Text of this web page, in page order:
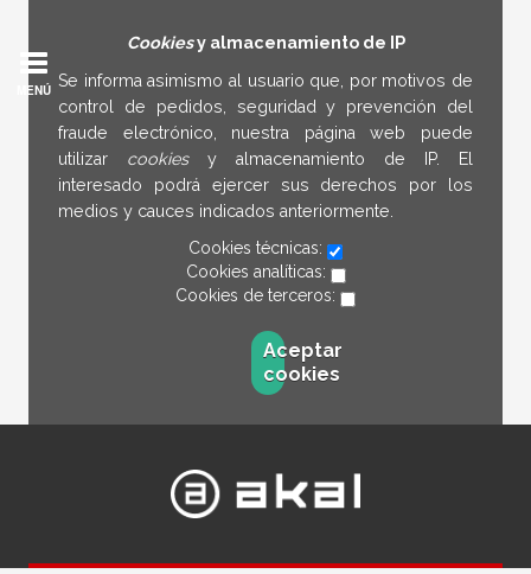
Cookiesy almacenamiento de IP
Se informa asimismo al usuario que, por motivos de
control de pedidos, seguridad y prevención del
fraude electrónico, nuestra página web puede
utilizar cookies y almacenamiento de IP. El
interesado podrá ejercer sus derechos por los
medios y cauces indicados anteriormente.
Cookies técnicas:
Cookies analíticas:
Cookies de terceros:
Aceptar
cookies
MENÚ